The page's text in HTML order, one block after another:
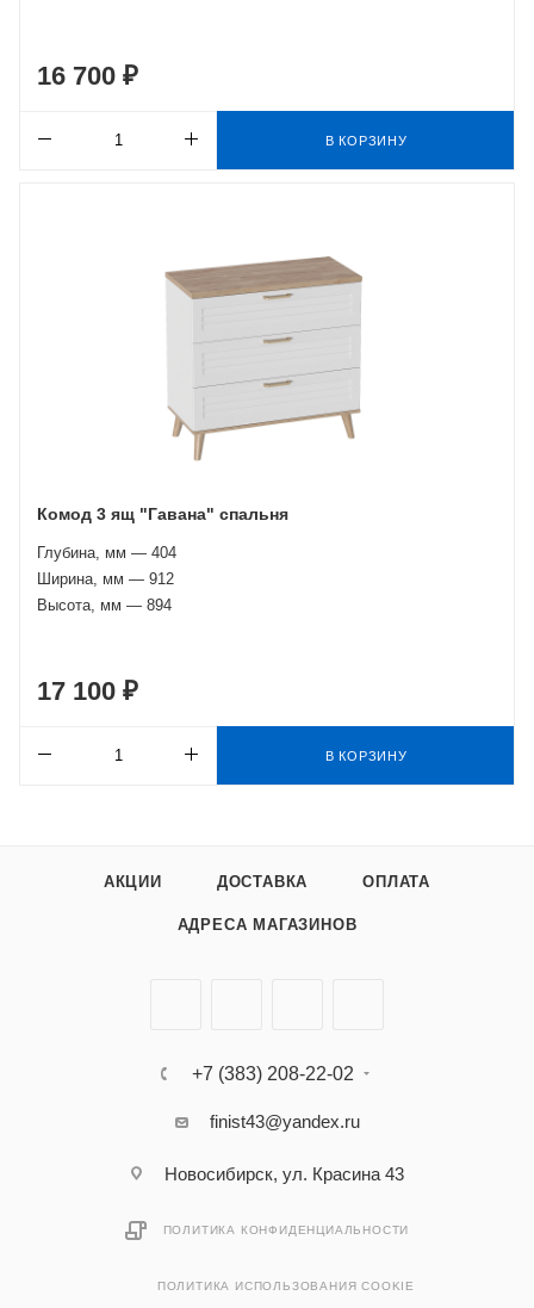
16 700 ₽
В КОРЗИНУ
Комод 3 ящ "Гавана" спальня
Глубина, мм — 404
Ширина, мм — 912
Высота, мм — 894
17 100 ₽
В КОРЗИНУ
АКЦИИ ДОСТАВКА ОПЛАТА
АДРЕСА МАГАЗИНОВ
+7 (383) 208-22-02
finist43@yandex.ru
Новосибирск, ул. Красина 43
ПОЛИТИКА КОНФИДЕНЦИАЛЬНОСТИ
ПОЛИТИКА ИСПОЛЬЗОВАНИЯ COOKIE